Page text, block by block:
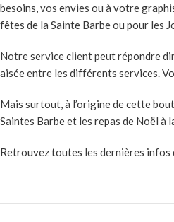
besoins, vos envies ou à votre
fêtes de la Sainte Barbe ou pour les
Notre service client peut répondre
aisée entre les différents services.
Mais surtout, à l’origine de cette
Saintes Barbe et les repas de Noël à
Retrouvez toutes les dernières